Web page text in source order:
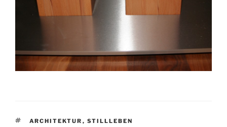
SCHLAGWÖRTER
ARCHITEKTUR , STILLLEBEN